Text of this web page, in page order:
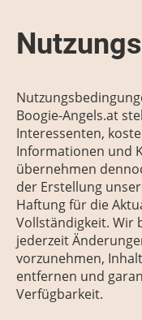
Boogie-Angels.at
Interessenten,
Informationen und
übernehmen
der Erstellung
Haftung für die
Vollständigkeit. Wir
jederzeit
vorzunehmen,
entfernen und
Verfügbarkeit.